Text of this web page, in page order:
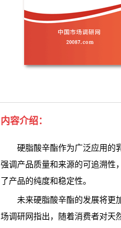
内容介绍：
硬脂酸辛酯作为广泛应用的
强调产品质量和来源的可追溯性
了产品的纯度和稳定性。
未来硬脂酸辛酯的发展将更加
场调研网 指出，随着消费者对天